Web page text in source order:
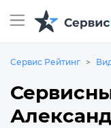
Сервис Рейтинг